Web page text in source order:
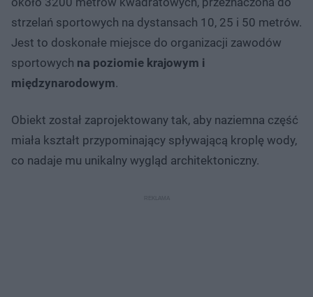
strzelań sportowych na dystansach 10, 25 i 50 metrów.
Jest to doskonałe miejsce do organizacji zawodów
sportowych na poziomie krajowym i
międzynarodowym.
Obiekt został zaprojektowany tak, aby naziemna część
miała kształt przypominający spływającą kroplę wody,
co nadaje mu unikalny wygląd architektoniczny.